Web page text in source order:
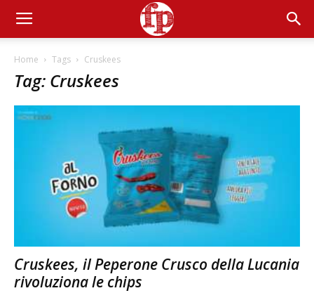
Home Tags Cruskees
Tag: Cruskees
Cruskees, il Peperone Crusco della Lucania
rivoluziona le chips